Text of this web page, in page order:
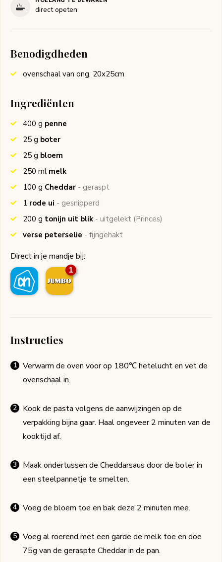
direct opeten
Benodigdheden
ovenschaal van ong. 20x25cm
Ingrediënten
400 g penne
25 g boter
25 g bloem
250 ml melk
100 g Cheddar - geraspt
1 rode ui - gesnipperd
200 g tonijn uit blik - uitgelekt (Princes)
verse peterselie - fijngehakt
Direct in je mandje bij:
1
Instructies
Verwarm de oven voor op 180℃ hetelucht en vet de
ovenschaal in.
Kook de pasta volgens de aanwijzingen op de
verpakking bijna gaar. Haal ongeveer 2 minuten van de
kooktijd af.
Maak ondertussen de Cheddarsaus door de boter in
een steelpannetje te smelten.
Voeg de bloem toe en bak deze 2 minuten mee.
Voeg al roerend met een garde de melk toe en doe
75g van de geraspte Cheddar in de pan.